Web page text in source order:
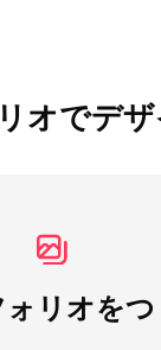
オでデ
リオをつ